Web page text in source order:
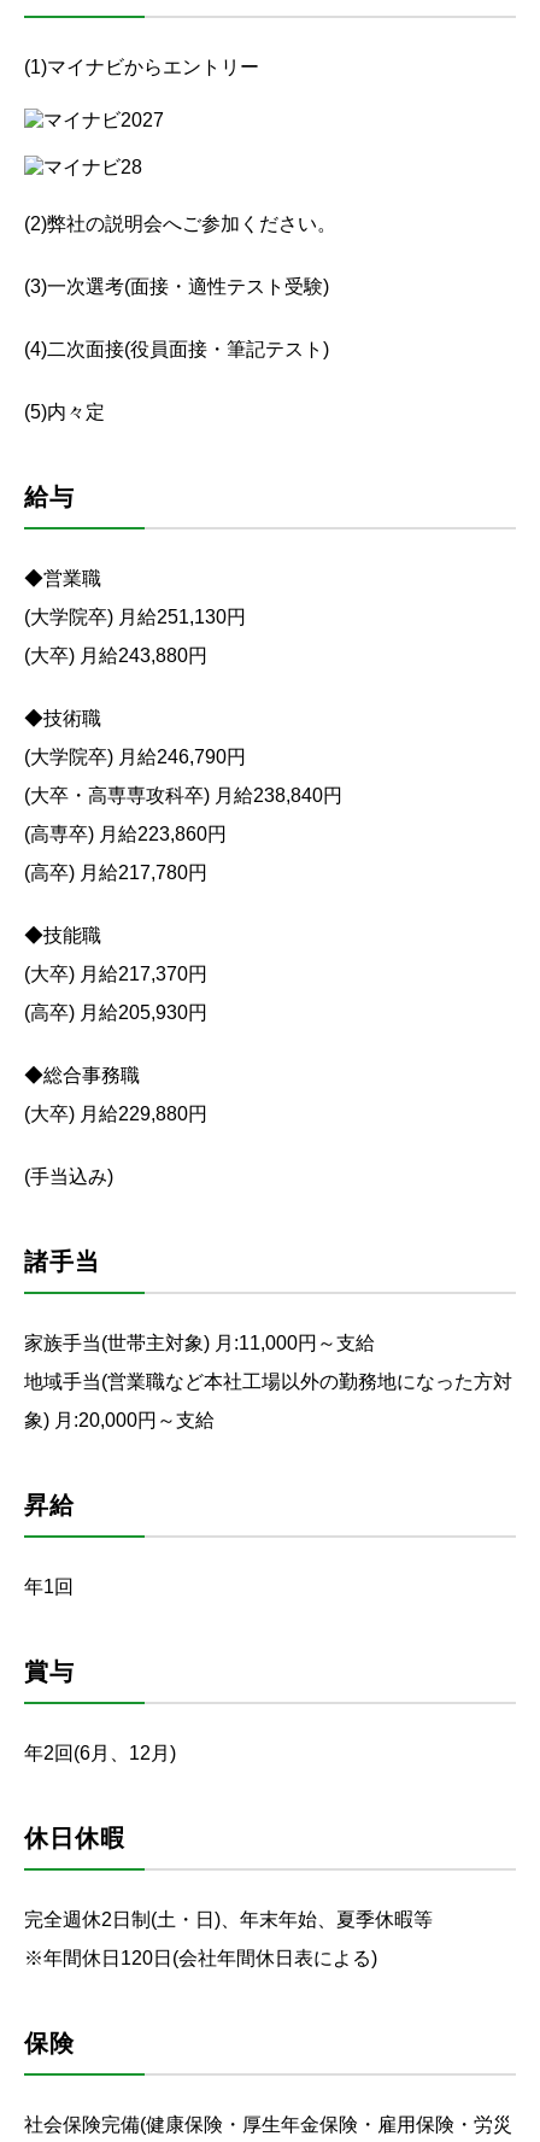
(1)マイナビからエントリー
(2)弊社の説明会へご参加ください。
(3)一次選考(面接・適性テスト受験)
(4)二次面接(役員面接・筆記テスト)
(5)内々定
給与
◆営業職
(大学院卒) 月給251,130円
(大卒) 月給243,880円
◆技術職
(大学院卒) 月給246,790円
(大卒・高専専攻科卒) 月給238,840円
(高専卒) 月給223,860円
(高卒) 月給217,780円
◆技能職
(大卒) 月給217,370円
(高卒) 月給205,930円
◆総合事務職
(大卒) 月給229,880円
(手当込み)
諸手当
家族手当(世帯主対象) 月:11,000円～支給
地域手当(営業職など本社工場以外の勤務地になった方対
象) 月:20,000円～支給
昇給
年1回
賞与
年2回(6月、12月)
休日休暇
完全週休2日制(土・日)、年末年始、夏季休暇等
※年間休日120日(会社年間休日表による)
保険
社会保険完備(健康保険・厚生年金保険・雇用保険・労災